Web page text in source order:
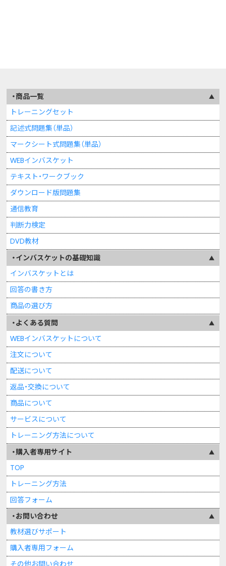
商品一覧
トレーニングセット
記述式問題集（単品）
マークシート式問題集（単品）
WEBインバスケット
テキスト・ワークブック
ダウンロード版問題集
通信教育
判断力検定
DVD教材
インバスケットの基礎知識
インバスケットとは
回答の書き方
商品の選び方
よくある質問
WEBインバスケットについて
注文について
配送について
返品・交換について
商品について
サービスについて
トレーニング方法について
購入者専用サイト
TOP
トレーニング方法
回答フォーム
お問い合わせ
教材選びサポート
購入者専用フォーム
その他お問い合わせ